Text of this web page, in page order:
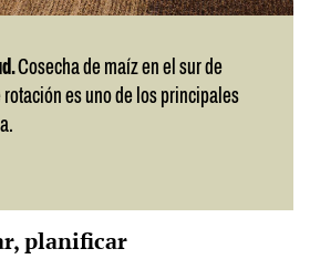
Cosecha de maíz en el sur de
rotación es uno de los principales
planificar